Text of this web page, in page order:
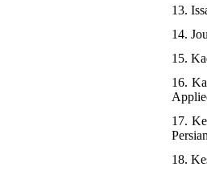
13.
14.
15.
16.
17.
18.